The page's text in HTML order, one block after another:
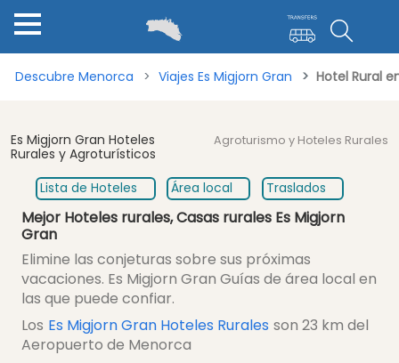
Descubre Menorca Viajes Es Migjorn Gran Hotel Rural
Es Migjorn Gran Hoteles
Rurales y Agroturísticos
Agroturismo y Hoteles Rurales
Lista de Hoteles Área local Traslados
Mejor Hoteles rurales, Casas rurales Es Migjorn
Gran
Elimine las conjeturas sobre sus próximas
vacaciones. Es Migjorn Gran Guías de área local en
las que puede confiar.
Los Es Migjorn Gran Hoteles Rurales son 23 km del
Aeropuerto de Menorca